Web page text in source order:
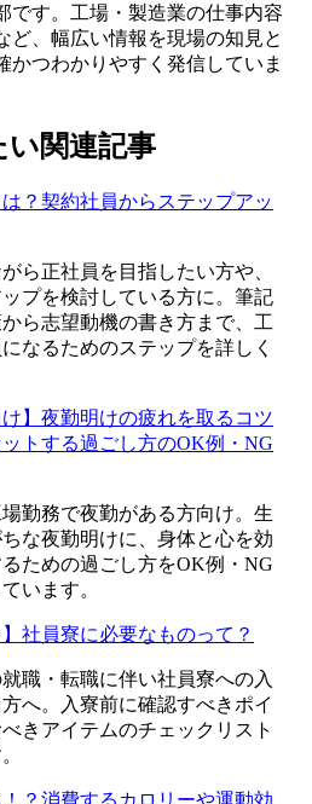
です。工場・製造業の仕事内容
ど、幅広い情報を現場の知見と
かつわかりやすく発信していま
関連記事
？契約社員からステップアッ
ら正社員を目指したい方や、
プを検討している方に。筆記
ら志望動機の書き方まで、工
なるためのステップを詳しく
け】夜勤明けの疲れを取るコツ
ットする過ごし方のOK例・NG
勤務で夜勤がある方向け。生
な夜勤明けに、身体と心を効
ための過ごし方をOK例・NG
います。
】社員寮に必要なものって？
職・転職に伴い社員寮への入
へ。入寮前に確認すべきポイ
きアイテムのチェックリスト
？消費するカロリーや運動効